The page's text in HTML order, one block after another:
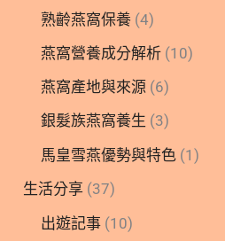
熟齡燕窩保養 (4)
燕窩營養成分解析 (10)
燕窩產地與來源 (6)
銀髮族燕窩養生 (3)
馬皇雪燕優勢與特色 (1)
生活分享 (37)
出遊記事 (10)